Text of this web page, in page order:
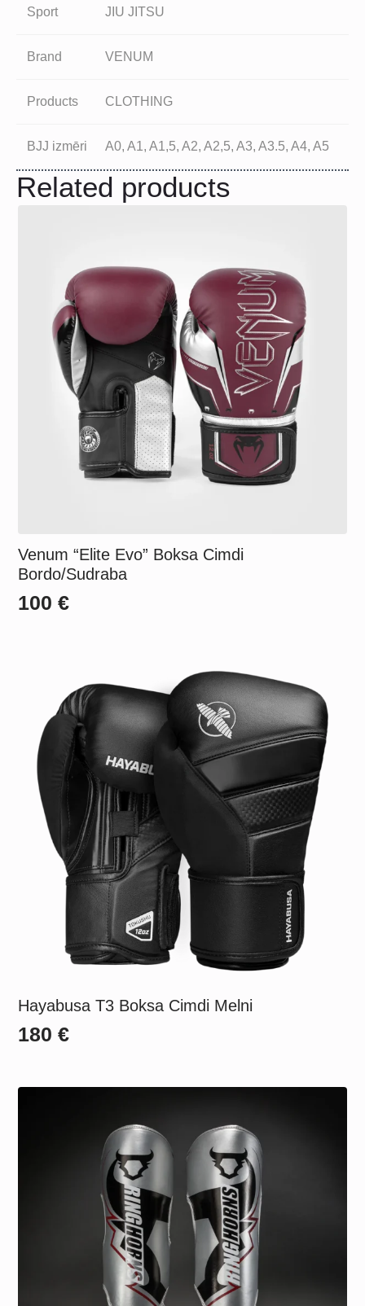
Sport JIU JITSU
Brand VENUM
Products CLOTHING
BJJ izmēri A0, A1, A1,5, A2, A2,5, A3, A3.5, A4, A5
Related products
Venum “Elite Evo” Boksa Cimdi
Bordo/Sudraba
100 €
Hayabusa T3 Boksa Cimdi Melni
180 €